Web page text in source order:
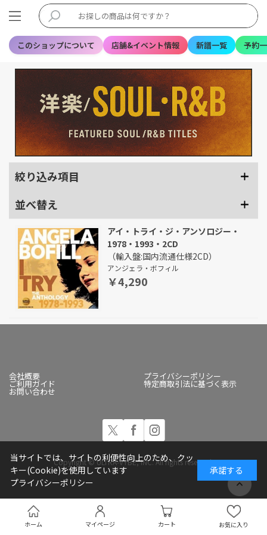
このショップについて 店舗&イベント情報 新譜一覧 予約
ホーム マイページ カート お気に入り
絞り込み項目
並べ替え
アイ・トライ・ジ・アンソロジー・
1978・1993・2CD
（輸入盤:国内流通仕様2CD）
アンジェラ・ボフィル
￥4,290
会社概要 プライバシーポリシー
ご利用ガイド 特定商取引法に基づく表示
お問い合わせ
Copyright © ULTRA-VYBE, INC. All rights reserved.
当サイトでは、サイトの利便性向上のため、クッ
キー(Cookie)を使用しています
プライバシーポリシー
承諾する